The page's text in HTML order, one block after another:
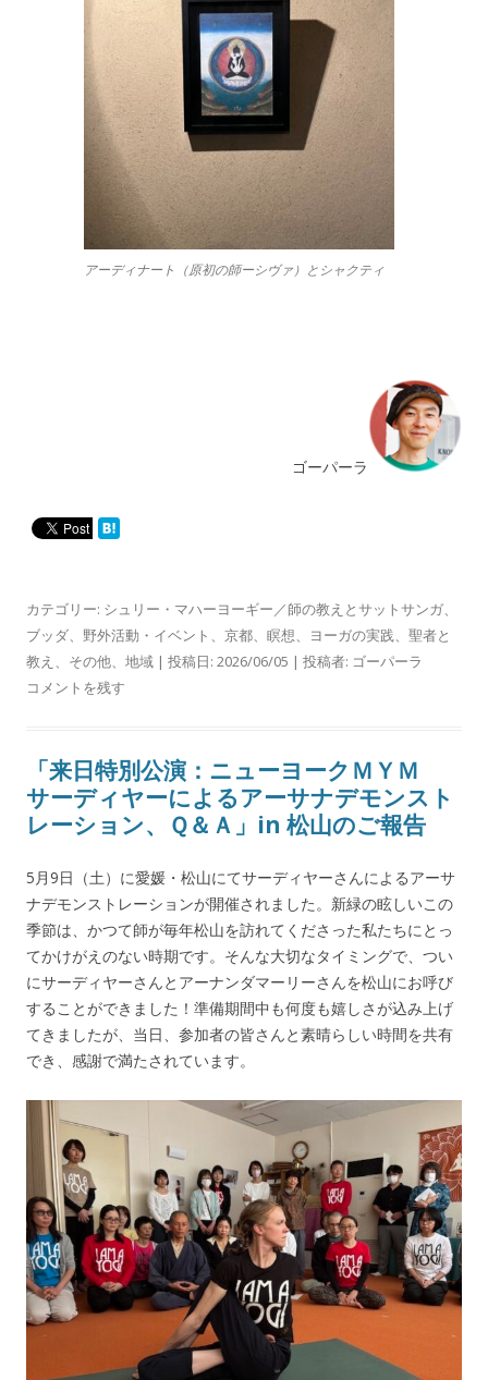
アーディナート（原初の師ーシヴァ）とシャクティ
ゴーパーラ
カテゴリー: シュリー・マハーヨーギー／師の教えとサットサンガ、
ブッダ、 野外活動・イベント 、 京都、 瞑想、 ヨーガの実践、 聖者と
教え 、 その他、 地域 | 投稿日: 2026/06/05 | 投稿者: ゴーパーラ
コメントを残す
「来日特別公演：ニューヨークＭＹＭ
サーディヤーによるアーサナデモンスト
レーション、Ｑ＆Ａ」in 松山のご報告
5月9日（土）に愛媛・松山にてサーディヤーさんによるアーサ
ナデモンストレーションが開催されました。新緑の眩しいこの
季節は、かつて師が毎年松山を訪れてくださった私たちにとっ
てかけがえのない時期です。そんな大切なタイミングで、つい
にサーディヤーさんとアーナンダマーリーさんを松山にお呼び
することができました！準備期間中も何度も嬉しさが込み上げ
てきましたが、当日、参加者の皆さんと素晴らしい時間を共有
でき、感謝で満たされています。